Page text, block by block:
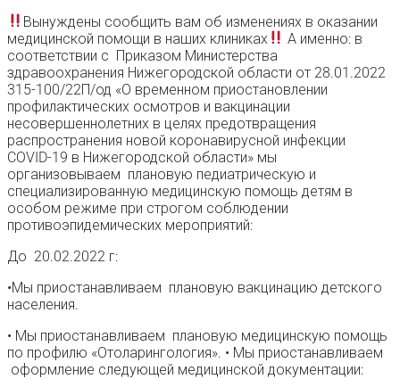
Вынуждены сообщить вам об изменениях в оказании
медицинской помощи в наших клиниках
А именно: в
соответствии с Приказом Министерства
здравоохранения Нижегородской области от 28.01.2022
315-100/22П/од «О временном приостановлении
профилактических осмотров и вакцинации
несовершеннолетних в целях предотвращения
распространения новой коронавирусной инфекции
COVID-19 в Нижегородской области» мы
организовываем плановую педиатрическую и
специализированную медицинскую помощь детям в
особом режиме при строгом соблюдении
противоэпидемических мероприятий:
До 20.02.2022 г:
•Мы приостанавливаем плановую вакцинацию детского
населения.
• Мы приостанавливаем плановую медицинскую помощь
по профилю «Отоларингология». • Мы приостанавливаем
оформление следующей медицинской документации: